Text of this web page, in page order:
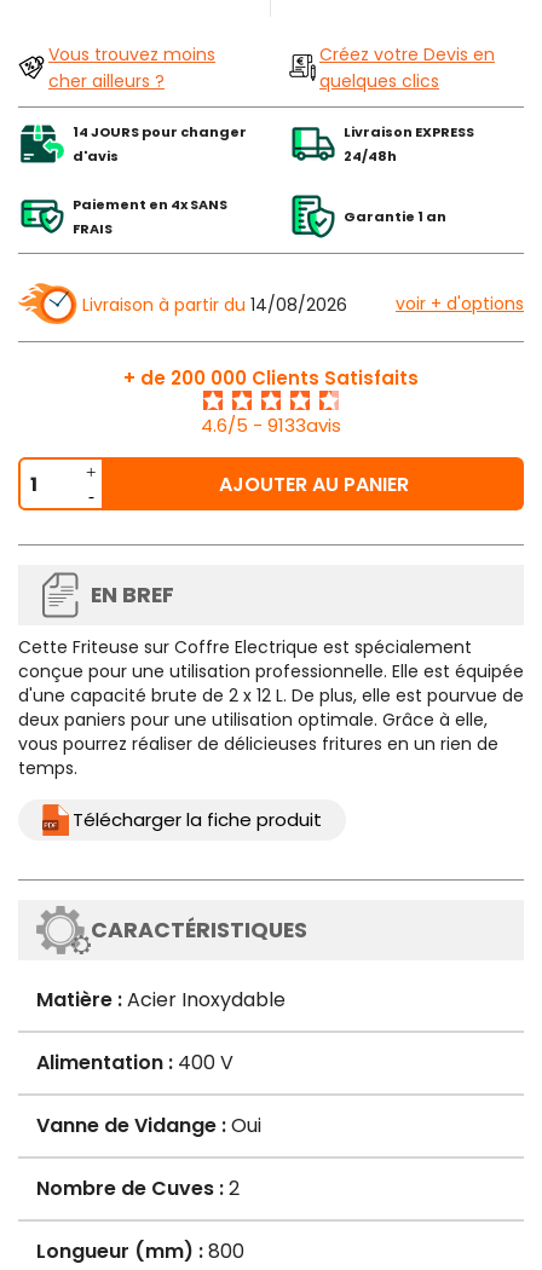
Vous trouvez moins
cher ailleurs ?
Créez votre Devis en
quelques clics
14 JOURS pour changer
d'avis
Livraison EXPRESS
24/48h
Paiement en 4x SANS
FRAIS
Garantie 1 an
Livraison à partir du 14/08/2026 voir + d'options
+ de 200 000 Clients Satisfaits
4.6/5 - 9133avis
AJOUTER AU PANIER
EN BREF
Cette Friteuse sur Coffre Electrique est spécialement
conçue pour une utilisation professionnelle. Elle est équipée
d'une capacité brute de 2 x 12 L. De plus, elle est pourvue de
deux paniers pour une utilisation optimale. Grâce à elle,
vous pourrez réaliser de délicieuses fritures en un rien de
temps.
Télécharger la fiche produit
CARACTÉRISTIQUES
Matière :Acier Inoxydable
Alimentation : 400 V
Vanne de Vidange :Oui
Nombre de Cuves :2
Longueur (mm) :800